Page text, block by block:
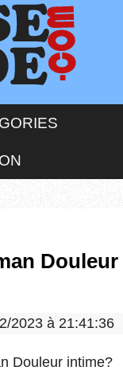
Douleur
2023 à 21:41:36
Douleur intime?